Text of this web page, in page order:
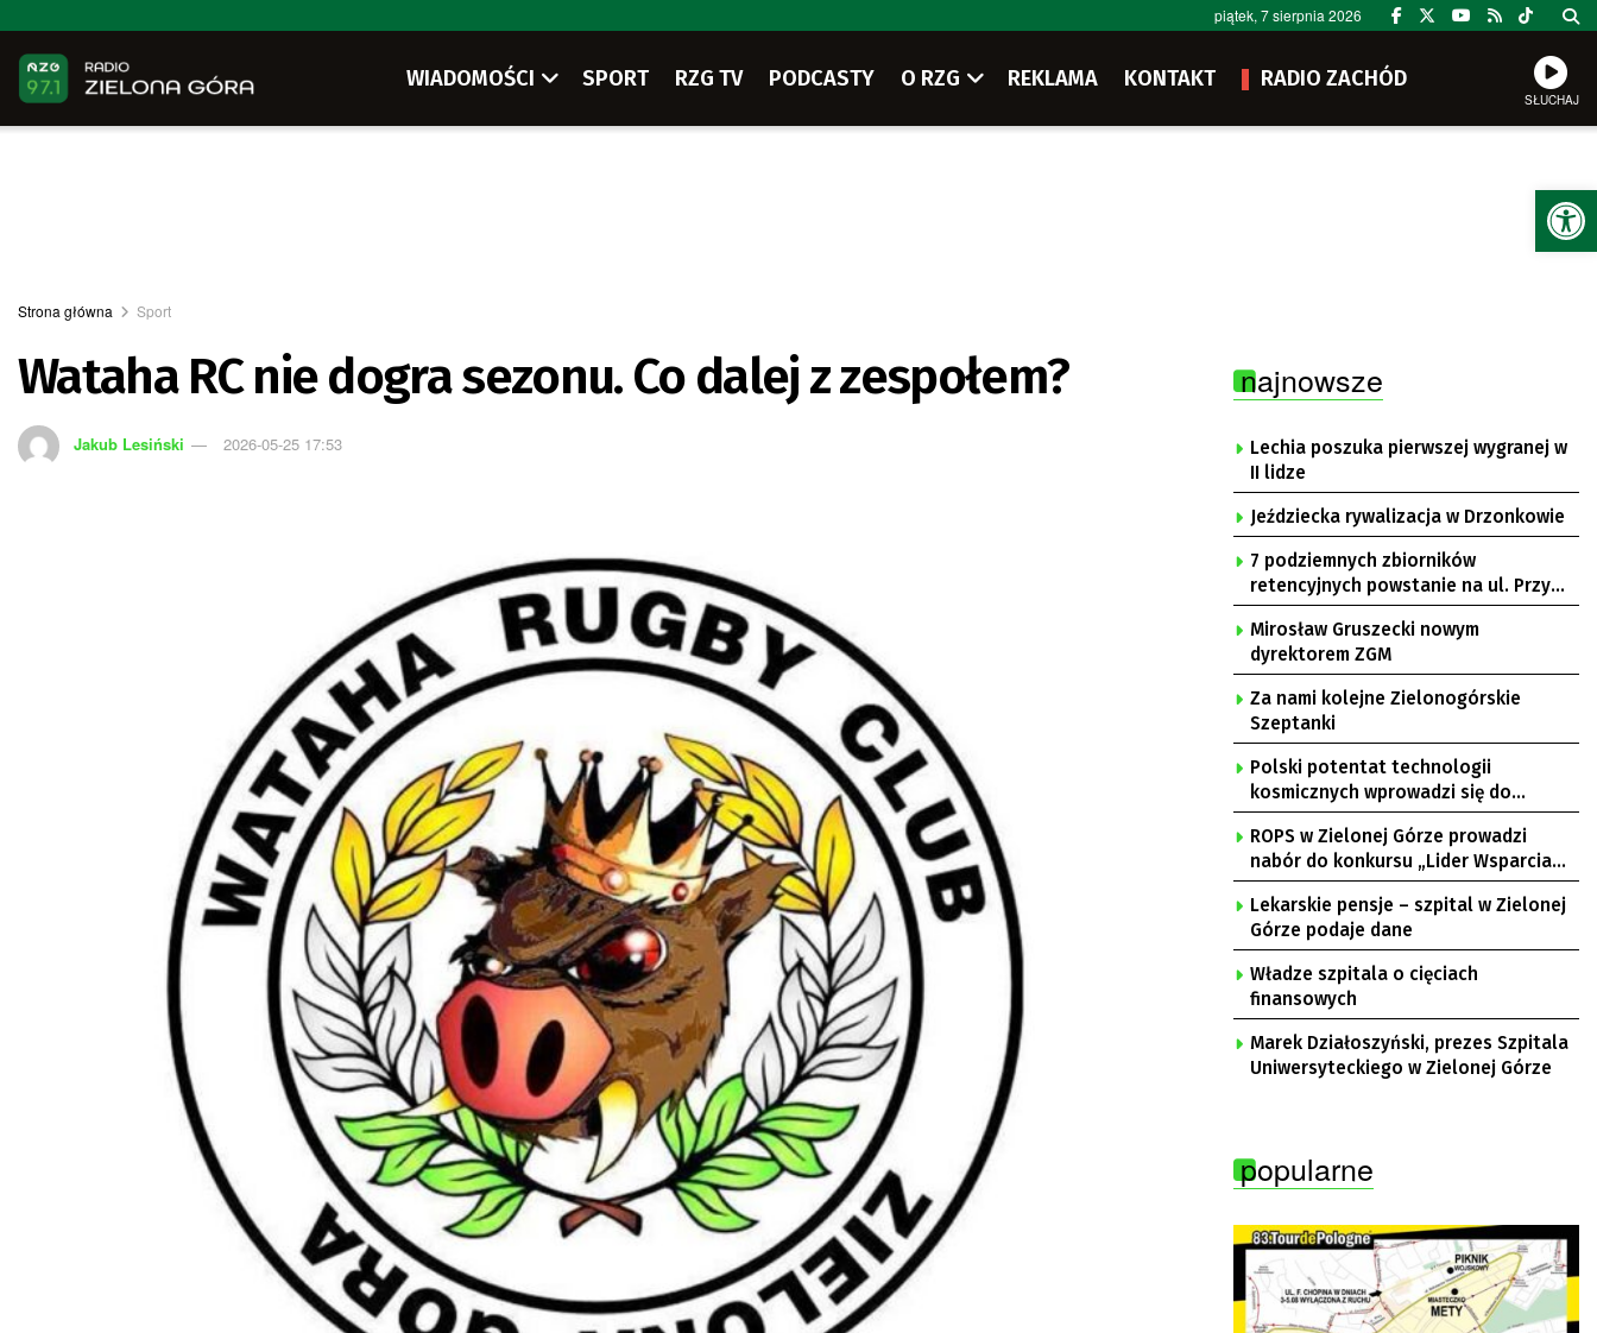
piątek, 7 sierpnia 2026
WIADOMOŚCI SPORT RZG TV PODCASTY O RZG REKLAMA KONTAKT RADIO ZACHÓD
SŁUCHAJ
Strona główna Sport
Wataha RC nie dogra sezonu. Co dalej z zespołem?
Jakub Lesiński 2026-05-25 17:53
najnowsze
Lechia poszuka pierwszej wygranej w
II lidze
Jeździecka rywalizacja w Drzonkowie
7 podziemnych zbiorników
retencyjnych powstanie na ul. Przy
Gazowni
Mirosław Gruszecki nowym
dyrektorem ZGM
Za nami kolejne Zielonogórskie
Szeptanki
Polski potentat technologii
kosmicznych wprowadzi się do
Zielonej Góry
ROPS w Zielonej Górze prowadzi
nabór do konkursu „Lider Wsparcia
Seniora”
Lekarskie pensje – szpital w Zielonej
Górze podaje dane
Władze szpitala o cięciach
finansowych
Marek Działoszyński, prezes Szpitala
Uniwersyteckiego w Zielonej Górze
popularne